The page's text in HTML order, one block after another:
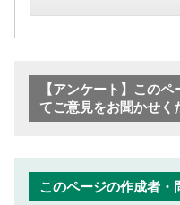
【アンケート】このペ
てご意見をお聞かせく
このページの作成者・